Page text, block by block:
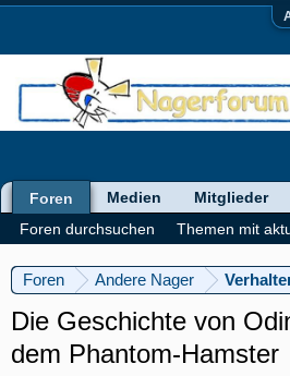
Foren Andere Nager
Die Geschichte von
dem Phantom-Hamster
Foren
Foren durchsuchen
Themen mit
Medien Mitglieder